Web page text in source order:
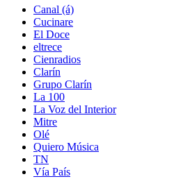
Canal (á)
Cucinare
El Doce
eltrece
Cienradios
Clarín
Grupo Clarín
La 100
La Voz del Interior
Mitre
Olé
Quiero Música
TN
Vía País